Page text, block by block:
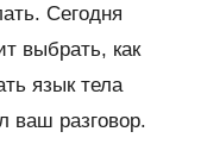
Сегодня
выбрать, как
язык тела
ваш разговор.